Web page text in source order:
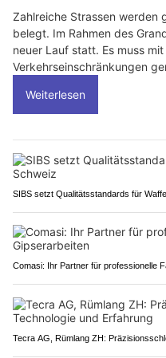
Zahlreiche Strassen werden
belegt. Im Rahmen des
neuer Lauf statt. Es muss
Verkehrseinschränkungen
Weiterlesen
SIBS setzt Qualitätsstandards für
Comasi: Ihr Partner für professionelle
Tecra AG, Rümlang ZH: